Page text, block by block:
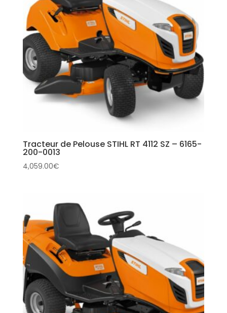
Tracteur de Pelouse STIHL RT 4112 SZ – 6165-
200-0013
4,059.00€